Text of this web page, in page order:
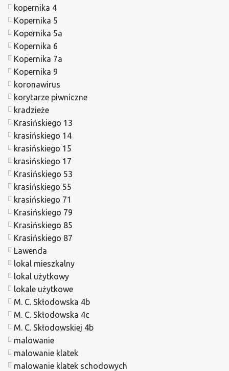
kopernika 4
Kopernika 5
Kopernika 5a
Kopernika 6
Kopernika 7a
Kopernika 9
koronawirus
korytarze piwniczne
kradzieże
Krasińskiego 13
krasińskiego 14
krasińskiego 15
krasińskiego 17
Krasińskiego 53
krasińskiego 55
krasińskiego 71
Krasińskiego 79
Krasińskiego 85
Krasińskiego 87
Lawenda
lokal mieszkalny
lokal użytkowy
lokale użytkowe
M. C. Skłodowska 4b
M. C. Skłodowska 4c
M. C. Skłodowskiej 4b
malowanie
malowanie klatek
malowanie klatek schodowych